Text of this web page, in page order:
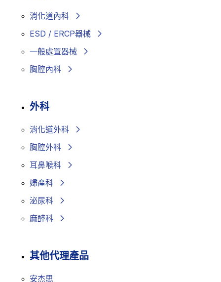
消化道內科
ESD / ERCP器械
一般處置器械
胸腔內科
外科
消化道外科
胸腔外科
耳鼻喉科
婦產科
泌尿科
麻醉科
其他代理產品
安杰思